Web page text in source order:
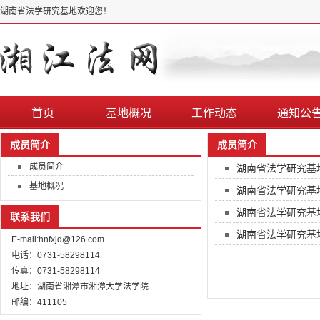
湖南省法学研究基地欢迎您！
首页 基地概况 工作动态 通知公
成员简介
成员简介
基地概况
联系我们
E-mail:hnfxjd@126.com
电话：0731-58298114
传真：0731-58298114
地址：湖南省湘潭市湘潭大学法学院
邮编：411105
成员简介
湖南省法学研究
湖南省法学研究
湖南省法学研究
湖南省法学研究